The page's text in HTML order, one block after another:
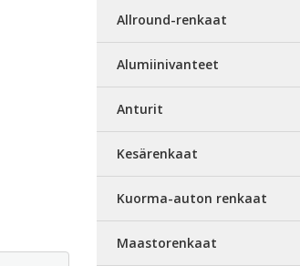
Allround-renkaat
Alumiinivanteet
Anturit
Kesärenkaat
Kuorma-auton renkaat
Maastorenkaat